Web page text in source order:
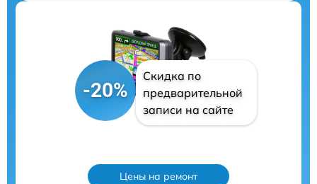
-20%
Скидка по
предварительной
записи на сайте
Цены на ремонт